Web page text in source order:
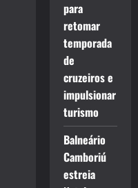
para
retomar
temporada
de
cruzeiros e
impulsionar
turismo
Balneário
Camboriú
estreia